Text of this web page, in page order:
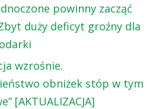
powinny zacząć
duży deficyt groźny dla
wzrośnie.
obniżek stóp w tym
[AKTUALIZACJA]